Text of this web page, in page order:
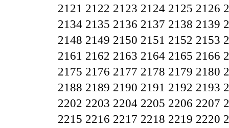
2121 2122 2123 2124 2125 2126
2134 2135 2136 2137 2138 2139
2148 2149 2150 2151 2152 2153
2161 2162 2163 2164 2165 2166
2175 2176 2177 2178 2179 2180
2188 2189 2190 2191 2192 2193
2202 2203 2204 2205 2206 2207
2215 2216 2217 2218 2219 2220